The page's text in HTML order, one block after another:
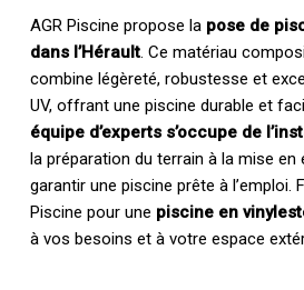
AGR Piscine propose la pose de
dans l’Hérault. Ce matériau
combine légèreté, robustesse et
UV, offrant une piscine durable et
équipe d’experts s’occupe de
la préparation du terrain à la mise en
garantir une piscine prête à l’emploi.
Piscine pour une piscine en
à vos besoins et à votre espace